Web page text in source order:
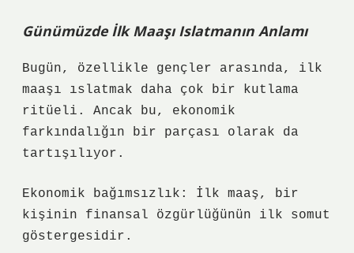
Günümüzde İlk Maaşı Islatmanın Anlamı
Bugün, özellikle gençler arasında, ilk
maaşı ıslatmak daha çok bir kutlama
ritüeli. Ancak bu, ekonomik
farkındalığın bir parçası olarak da
tartışılıyor.
Ekonomik bağımsızlık: İlk maaş, bir
kişinin finansal özgürlüğünün ilk somut
göstergesidir.